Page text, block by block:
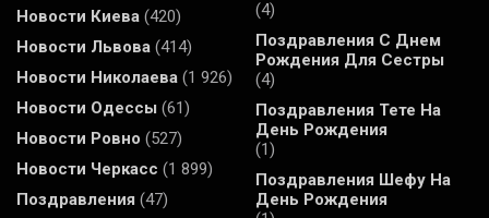
Новости Киева (420)
Новости Львова (414)
Новости Николаева (1 926)
Новости Одессы (61)
Новости Ровно (527)
Новости Черкасс (1 899)
Поздравления (47)
(4)
Поздравления С Днем
Рождения Для Сестры
(4)
Поздравления Тете На
День Рождения
(1)
Поздравления Шефу На
День Рождения